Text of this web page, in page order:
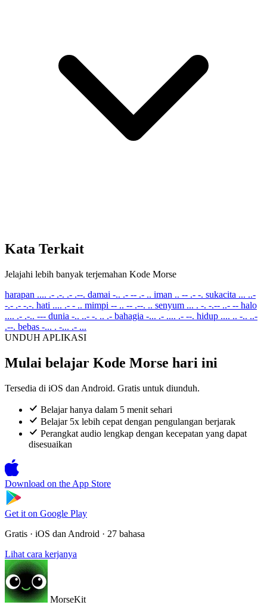
Kata Terkait
Jelajahi lebih banyak terjemahan Kode Morse
harapan .... .- .-. .- .--. damai -.. .- -- .- .. iman .. -- .- -. sukacita ... ..-
-.- .- -.-. hati .... .- - .. mimpi -- .. -- .--. .. senyum ... . -. -.-- ..- -- halo
.... .- .-.. --- dunia -.. ..- -. .. .- bahagia -... .- .... .- --. hidup .... .. -.. ..-
.--. bebas -... . -... .- ...
UNDUH APLIKASI
Mulai belajar Kode Morse hari ini
Tersedia di iOS dan Android. Gratis untuk diunduh.
Belajar hanya dalam 5 menit sehari
Belajar 5x lebih cepat dengan pengulangan berjarak
Perangkat audio lengkap dengan kecepatan yang dapat
disesuaikan
Download on the App Store
Get it on Google Play
Gratis · iOS dan Android · 27 bahasa
Lihat cara kerjanya
MorseKit